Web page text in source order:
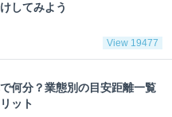
してみよう
View 19477
何分？業態別の目安距離一覧
ット